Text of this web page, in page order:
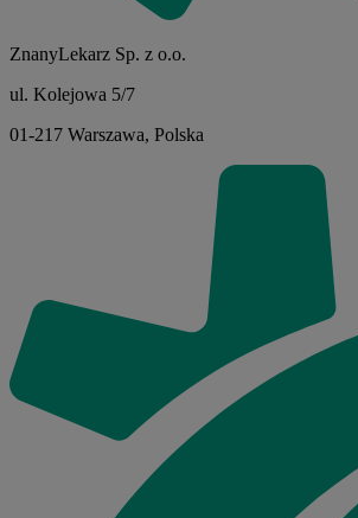
ZnanyLekarz Sp. z o.o.
ul. Kolejowa 5/7
01-217 Warszawa, Polska